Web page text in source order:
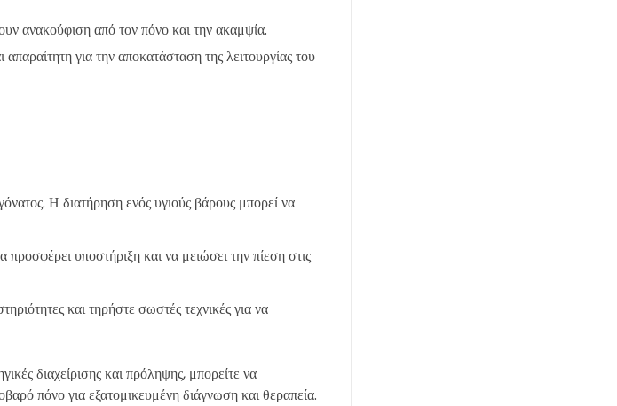
ανακούφιση από τον πόνο και την ακαμψία.
για την αποκατάσταση της λειτουργίας του
Η διατήρηση ενός υγιούς βάρους μπορεί να
υποστήριξη και να μειώσει την πίεση στις
και τηρήστε σωστές τεχνικές για να
διαχείρισης και πρόληψης, μπορείτε να
πόνο για εξατομικευμένη διάγνωση και θεραπεία.